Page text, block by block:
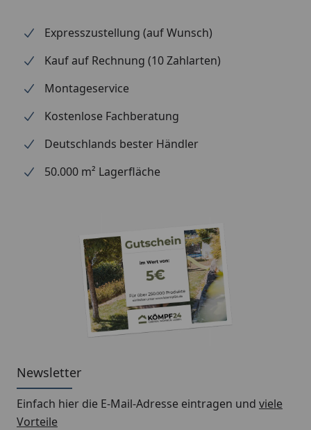
Expresszustellung (auf Wunsch)
Kauf auf Rechnung (10 Zahlarten)
Montageservice
Kostenlose Fachberatung
Deutschlands bester Händler
50.000 m² Lagerfläche
Newsletter
Einfach hier die E-Mail-Adresse eintragen und viele
Vorteile